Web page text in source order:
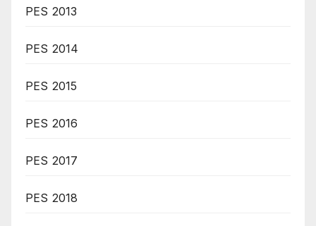
PES 2013
PES 2014
PES 2015
PES 2016
PES 2017
PES 2018